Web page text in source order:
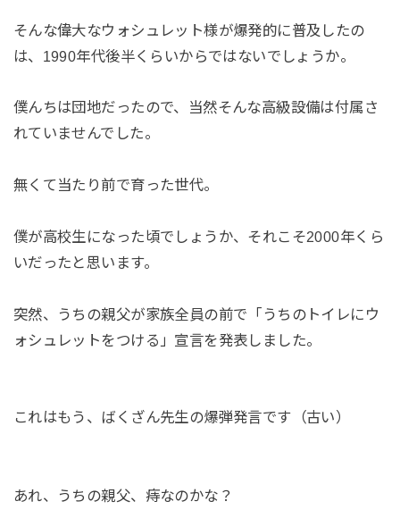
そんな偉大なウォシュレット様が爆発的に普及したの
は、1990年代後半くらいからではないでしょうか。
僕んちは団地だったので、当然そんな高級設備は付属さ
れていませんでした。
無くて当たり前で育った世代。
僕が高校生になった頃でしょうか、それこそ2000年くら
いだったと思います。
突然、うちの親父が家族全員の前で「うちのトイレにウ
ォシュレットをつける」宣言を発表しました。
これはもう、ばくざん先生の爆弾発言です（古い）
あれ、うちの親父、痔なのかな？